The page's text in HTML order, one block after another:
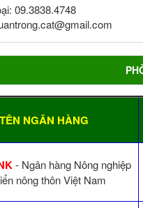
09.3838.4748
TÊN NGÂN HÀNG
- Ngân hàng Nông nghiệp
nông thôn Việt Nam